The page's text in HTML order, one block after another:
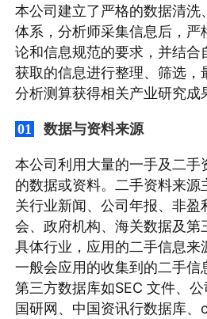
本公司建立了严格的数据清洗
体系，分析师采集信息后，严
论和信息规范的要求，并结合
获取的信息进行整理、筛选，
分析测算获得相关产业研究成
01 数据与资料来源
本公司利用大量的一手及二手
的数据或资料。二手资料来源
关行业新闻、公司年报、非盈
会、政府机构、海关数据及第
具体行业，应用的二手信息来
一般会应用的收集到的二手信
第三方数据库如SEC 文件、公
国研网、中国资讯行数据库